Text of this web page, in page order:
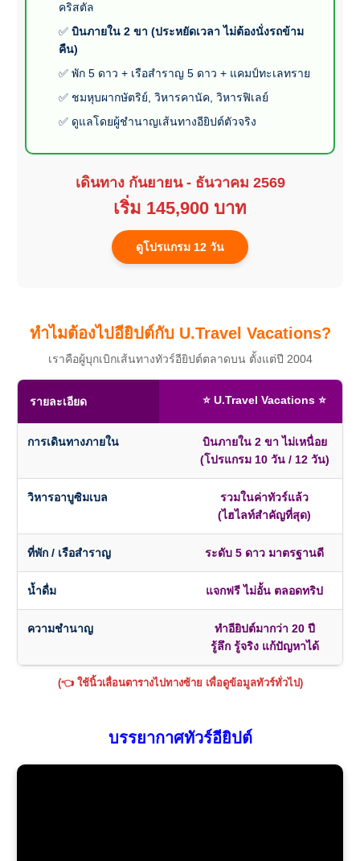
คริสตัล
✅บินภายใน 2 ขา (ประหยัดเวลา ไม่ต้องนั่งรถข้าม
คืน)
✅ พัก 5 ดาว + เรือสำราญ 5 ดาว + แคมป์ทะเลทราย
✅ ชมหุบผากษัตริย์, วิหารคานัค, วิหารฟิเลย์
✅ ดูแลโดยผู้ชำนาญเส้นทางอียิปต์ตัวจริง
เดินทาง กันยายน - ธันวาคม 2569
เริ่ม 145,900 บาท
ดูโปรแกรม 12 วัน
ทำไมต้องไปอียิปต์กับ U.Travel Vacations?
เราคือผู้บุกเบิกเส้นทางทัวร์อียิปต์ตลาดบน ตั้งแต่ปี 2004
รายละเอียด ⭐ U.Travel Vacations ⭐
การเดินทางภายใน
บินภายใน 2 ขา ไม่เหนื่อย
(โปรแกรม 10 วัน / 12 วัน)
วิหารอาบูซิมเบล
รวมในค่าทัวร์แล้ว
(ไฮไลท์สำคัญที่สุด)
ที่พัก / เรือสำราญ ระดับ 5 ดาว มาตรฐานดี
น้ำดื่ม แจกฟรี ไม่อั้น ตลอดทริป
ความชำนาญ
ทำอียิปต์มากว่า 20 ปี
รู้ลึก รู้จริง แก้ปัญหาได้
(👈 ใช้นิ้วเลื่อนตารางไปทางซ้าย เพื่อดูข้อมูลทัวร์ทั่วไป)
บรรยากาศทัวร์อียิปต์